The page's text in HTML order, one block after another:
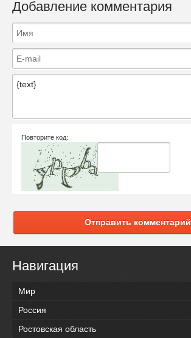
Добавление комментария
Повторите код:
Отправить комментарий
Навигация
Мир
Россия
Ростовская область